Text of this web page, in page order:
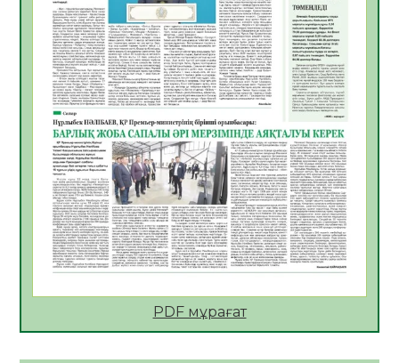
АПВ вакцинасы туралы мәлімет
06.08.2026
26
Open Air: Қызылорда облысы полиция
департаменті 20 мыңнан астам
көрерменнің қауіпсіздігін қамтамасыз етті
06.08.2026
38
ҚЫЗЫЛОРДАДА «САНАЛЫ ҰРПАҚ –
ЖАРҚЫН БОЛАШАҚ» АТТЫ КЕҢЕЙТІЛГЕН
МӘЖІЛІС ӨТТІ
05.08.2026
38
Қазақстан Орталық Азиядағы көшуге ең
PDF мұрағат